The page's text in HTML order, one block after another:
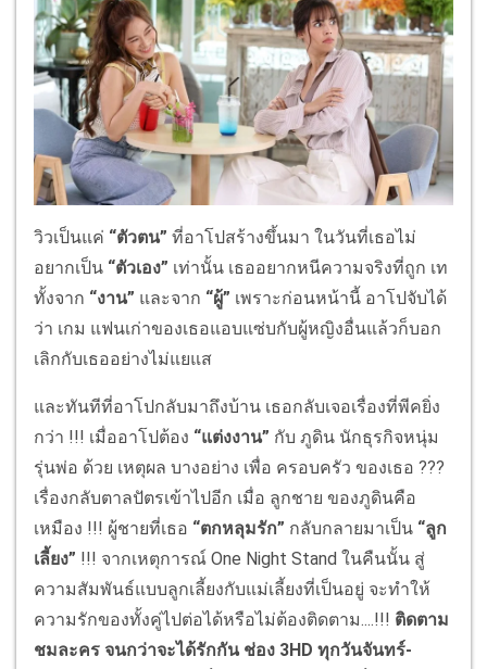
วิวเป็นแค่ “ตัวตน” ที่อาโปสร้างขึ้นมา ในวันที่เธอไม่
อยากเป็น “ตัวเอง” เท่านั้น เธออยากหนีความจริงที่ถูก เท
ทั้งจาก “งาน” และจาก “ผู้” เพราะก่อนหน้านี้ อาโปจับได้
ว่า เกม แฟนเก่าของเธอแอบแซ่บกับผู้หญิงอื่นแล้วก็บอก
เลิกกับเธออย่างไม่แยแส
และทันทีที่อาโปกลับมาถึงบ้าน เธอกลับเจอเรื่องที่พีคยิ่ง
กว่า !!! เมื่ออาโปต้อง “แต่งงาน” กับ ภูดิน นักธุรกิจหนุ่ม
รุ่นพ่อ ด้วย เหตุผล บางอย่าง เพื่อ ครอบครัว ของเธอ ???
เรื่องกลับตาลปัตรเข้าไปอีก เมื่อ ลูกชาย ของภูดินคือ
เหมือง !!! ผู้ชายที่เธอ “ตกหลุมรัก” กลับกลายมาเป็น “ลูก
เลี้ยง” !!! จากเหตุการณ์ One Night Stand ในคืนนั้น สู่
ความสัมพันธ์แบบลูกเลี้ยงกับแม่เลี้ยงที่เป็นอยู่ จะทำให้
ความรักของทั้งคู่ไปต่อได้หรือไม่ต้องติดตาม....!!! ติดตาม
ชมละคร จนกว่าจะได้รักกัน ช่อง 3HD ทุกวันจันทร์-